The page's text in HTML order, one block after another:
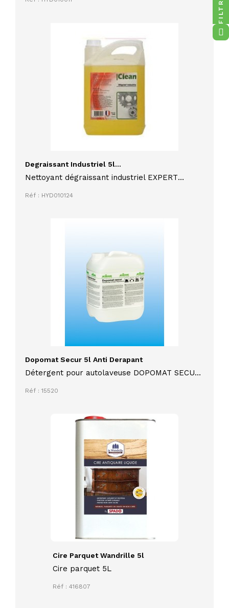
Degraissant Industriel 5l...
Nettoyant dégraissant industriel EXPERT
Réf : HYD010124
Dopomat Secur 5l Anti Derapant
Détergent pour autolaveuse DOPOMAT SECUR
revêtements de sols durs ou souples résistant
Réf : 15520
Cire Parquet Wandrille 5l
Cire parquet 5L
Réf : 416807